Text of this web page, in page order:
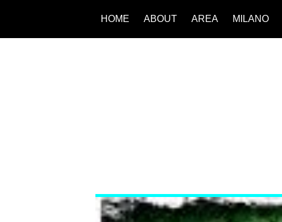
HOME ABOUT AREA MILANO